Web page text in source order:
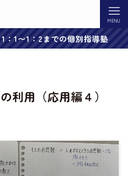
MENU
：1〜1：2までの個別指導塾
利用（応用編４）